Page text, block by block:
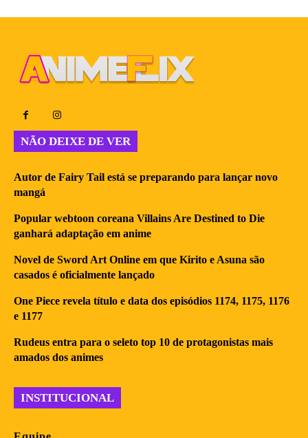
NÃO DEIXE DE VER
Autor de Fairy Tail está se preparando para lançar novo
mangá
Popular webtoon coreana Villains Are Destined to Die
ganhará adaptação em anime
Novel de Sword Art Online em que Kirito e Asuna são
casados é oficialmente lançado
One Piece revela título e data dos episódios 1174, 1175, 1176
e 1177
Rudeus entra para o seleto top 10 de protagonistas mais
amados dos animes
INSTITUCIONAL